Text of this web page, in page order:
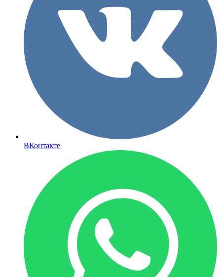
ВКонтакте